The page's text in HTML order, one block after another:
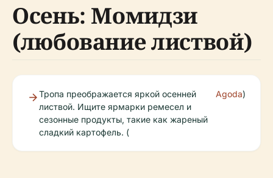
Осень: Момидзи
(любование листвой)
Тропа преображается яркой осенней
листвой. Ищите ярмарки ремесел и
сезонные продукты, такие как жареный
сладкий картофель. (
Agoda)